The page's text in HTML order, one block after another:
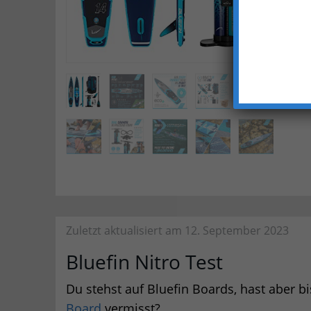
Zuletzt aktualisiert am 12. September 2023
Bluefin Nitro Test
Du stehst auf Bluefin Boards, hast aber